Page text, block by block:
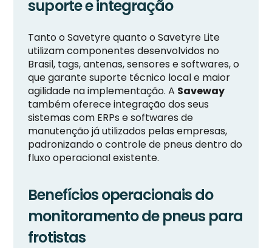
suporte e integração
Tanto o Savetyre quanto o Savetyre Lite
utilizam componentes desenvolvidos no
Brasil, tags, antenas, sensores e softwares, o
que garante suporte técnico local e maior
agilidade na implementação. A Saveway
também oferece integração dos seus
sistemas com ERPs e softwares de
manutenção já utilizados pelas empresas,
padronizando o controle de pneus dentro do
fluxo operacional existente.
Benefícios operacionais do
monitoramento de pneus para
frotistas